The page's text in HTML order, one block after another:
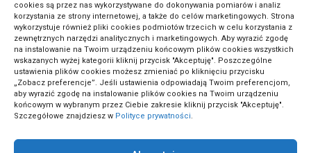
cookies są przez nas wykorzystywane do dokonywania pomiarów i analiz
korzystania ze strony internetowej, a także do celów marketingowych. Strona
wykorzystuje również pliki cookies podmiotów trzecich w celu korzystania z
zewnętrznych narzędzi analitycznych i marketingowych. Aby wyrazić zgodę
na instalowanie na Twoim urządzeniu końcowym plików cookies wszystkich
wskazanych wyżej kategorii kliknij przycisk "Akceptuję". Poszczególne
ustawienia plików cookies możesz zmieniać po kliknięciu przycisku
„Zobacz preferencje”. Jeśli ustawienia odpowiadają Twoim preferencjom,
aby wyrazić zgodę na instalowanie plików cookies na Twoim urządzeniu
końcowym w wybranym przez Ciebie zakresie kliknij przycisk "Akceptuję".
Szczegółowe znajdziesz w Polityce prywatności.
UCZNIÓW!